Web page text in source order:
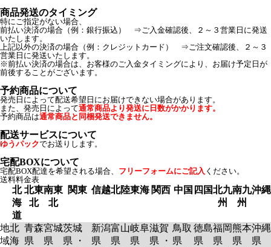
商品発送のタイミング
特にご指定がない場合、
前払い決済の場合（例：銀行振込） ⇒ご入金確認後、２～３営業日に発送
いたします。
上記以外の決済の場合（例：クレジットカード） ⇒ご注文確認後、２～３
営業日に発送いたします。
※前払い決済の場合は、お客様のご入金タイミングにより、お届け予定日が
前後することがございます。
予約商品について
発売日によって配送希望日にお届けできない場合があります。
また、発売日によって通常商品より発送に日数がかかります。
予約商品は通常商品と同梱発送できません。
配送サービスについて
ゆうパックでお送りします。
宅配BOXについて
宅配BOX配達を希望される場合、 フリーフォームにご記入 ください。
送料料金表
北
海
道
北東
北
南東
北
関東 信越北陸東海 関西 中国 四国北九
州
南九
州
沖縄
地
域
北
海
青森
県
宮城
県
茨城
県 ・
新潟
県
富山
県
岐阜
県
滋賀
県 ・
鳥取
県
徳島
県
福岡
県
熊本
県
沖縄
県